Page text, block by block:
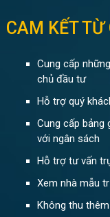
CAM KẾT TỪ
Cung cấp
chủ đầu tư
Hỗ trợ quý
Cung cấp bảng
với ngân sách
Hỗ trợ tư vấn
Xem nhà mẫu
Không thu